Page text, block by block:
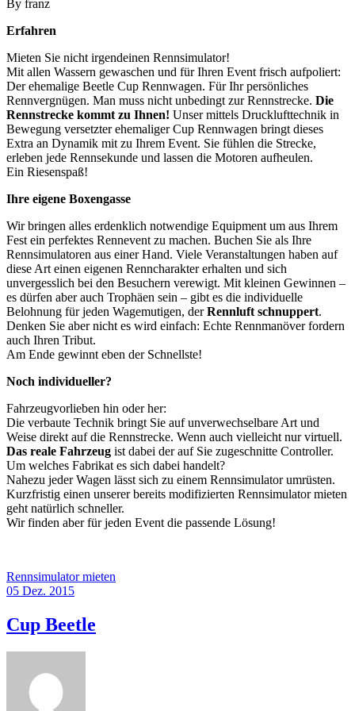
By franz
Erfahren
Mieten Sie nicht irgendeinen Rennsimulator!
Mit allen Wassern gewaschen und für Ihren Event frisch aufpoliert:
Der ehemalige Beetle Cup Rennwagen. Für Ihr persönliches
Rennvergnügen. Man muss nicht unbedingt zur Rennstrecke. Die
Rennstrecke kommt zu Ihnen! Unser mittels Drucklufttechnik in
Bewegung versetzter ehemaliger Cup Rennwagen bringt dieses
Extra an Dynamik mit zu Ihrem Event. Sie fühlen die Strecke,
erleben jede Rennsekunde und lassen die Motoren aufheulen.
Ein Riesenspaß!
Ihre eigene Boxengasse
Wir bringen alles erdenklich notwendige Equipment um aus Ihrem
Fest ein perfektes Rennevent zu machen. Buchen Sie als Ihre
Rennsimulatoren aus einer Hand. Viele Veranstaltungen haben auf
diese Art einen eigenen Renncharakter erhalten und sich
unvergesslich bei den Besuchern verewigt. Mit kleinen Gewinnen –
es dürfen aber auch Trophäen sein – gibt es die individuelle
Belohnung für jeden Wagemutigen, derRennluft schnuppert.
Denken Sie aber nicht es wird einfach: Echte Rennmanöver fordern
auch Ihren Tribut.
Am Ende gewinnt eben der Schnellste!
Noch individueller?
Fahrzeugvorlieben hin oder her:
Die verbaute Technik bringt Sie auf unverwechselbare Art und
Weise direkt auf die Rennstrecke. Wenn auch vielleicht nur virtuell.
Das reale Fahrzeug ist dabei der auf Sie zugeschnitte Controller.
Um welches Fabrikat es sich dabei handelt?
Nahezu jeder Wagen lässt sich zu einem Rennsimulator umrüsten.
Kurzfristig einen unserer bereits modifizierten Rennsimulator mieten
geht natürlich schneller.
Wir finden aber für jeden Event die passende Lösung!
Rennsimulator mieten
05 Dez. 2015
Cup Beetle